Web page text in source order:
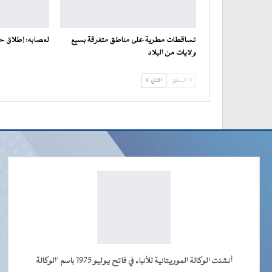
تساقطات مطرية على مناطق متفرقة بسبع
ولايات من البلاد
لعصابه: إطلاق
السابق التالي
أنشئت الوكالة الموريتانية للأنباء في فاتح يوليو 1975 باسم "الوكالة